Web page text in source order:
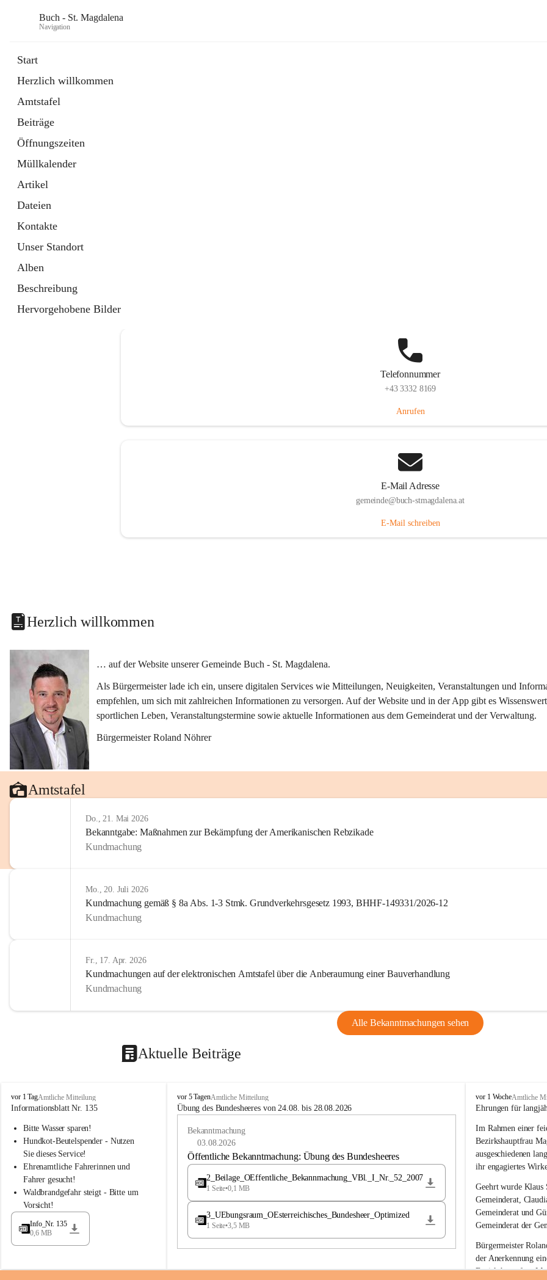
Buch - St. Magdalena
Navigation
Start
Herzlich willkommen
Amtstafel
Beiträge
Öffnungszeiten
Müllkalender
Artikel
Dateien
Kontakte
Unser Standort
Alben
Beschreibung
Hervorgehobene Bilder
Telefonnummer
+43 3332 8169
Anrufen
E-Mail Adresse
gemeinde@buch-stmagdalena.at
E-Mail schreiben
Herzlich willkommen
… auf der Website unserer Gemeinde Buch - St. Magdalena.
Als Bürgermeister lade ich ein, unsere digitalen Services wie Mitteilungen, Neuigkeiten, Veranstaltungen und
empfehlen, um sich mit zahlreichen Informationen zu versorgen. Auf der Website und in der App gibt es
sportlichen Leben, Veranstaltungstermine sowie aktuelle Informationen aus dem Gemeinderat und der Verwaltung.
Bürgermeister Roland Nöhrer
Amtstafel
Do., 21. Mai 2026
Bekanntgabe: Maßnahmen zur Bekämpfung der Amerikanischen Rebzikade
Kundmachung
Mo., 20. Juli 2026
Kundmachung gemäß § 8a Abs. 1-3 Stmk. Grundverkehrsgesetz 1993, BHHF-149331/2026-12
Kundmachung
Fr., 17. Apr. 2026
Kundmachungen auf der elektronischen Amtstafel über die Anberaumung einer Bauverhandlung
Kundmachung
Alle Bekanntmachungen sehen
Aktuelle Beiträge
B
u
h
a
d
l
a
vor 1 TagAmtliche Mitteilung
Informationsblatt Nr. 135
Bitte Wasser sparen!
Hundkot-Beutelspender - Nutzen
Sie dieses Service!
Ehrenamtliche Fahrerinnen und
Fahrer gesucht!
Waldbrandgefahr steigt - Bitte um
Vorsicht!
Info_Nr. 135
0,6 MB
B
u
e
a
vor 5 TagenAmtliche Mitteilung
Übung des Bundesheeres von 24.08. bis 28.08.2026
Bekanntmachung
03.08.2026
Öffentliche Bekanntmachung: Übung des Bundesheeres
2_Beilage_OEffentliche_Bekannmachung_VBl._I_Nr._52_2007
1 Seite•0,1 MB
3_UEbungsraum_OEsterreichisches_Bundesheer_Optimized
1 Seite•3,5 MB
B
u
h
-
S
t
M
a
g
d
a
l
e
n
a
vor 1 WocheAmtliche
Ehrungen für
Im Rahmen einer
Bezirkshauptfrau
ausgeschiedenen
ihr engagiertes
Geehrt wurde Klaus
Gemeinderat,
Gemeinderat und
Gemeinderat der
Bürgermeister
der Anerkennung
Bezirkshauptfrau